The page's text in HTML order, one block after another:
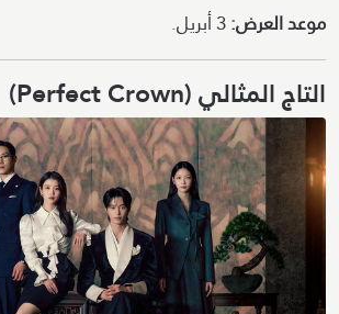
موعد العرض:3 أبريل.
التاج المثالي (Perfect Crown)
Image